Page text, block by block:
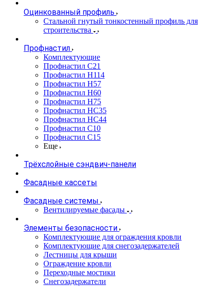
Оцинкованный профиль
Стальной гнутый тонкостенный профиль для
строительства
Профнастил
Комплектующие
Профнастил C21
Профнастил Н114
Профнастил Н57
Профнастил Н60
Профнастил Н75
Профнастил НС35
Профнастил НС44
Профнастил С10
Профнастил С15
Еще
Трёхслойные сэндвич-панели
Фасадные кассеты
Фасадные системы
Вентилируемые фасады
Элементы безопасности
Комплектующие для ограждения кровли
Комплектующие для снегозадержателей
Лестницы для крыши
Ограждение кровли
Переходные мостики
Снегозадержатели